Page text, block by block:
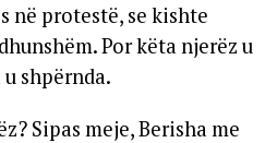
në protestë, se kishte
Por këta njerëz u
shpërnda.
Sipas meje, Berisha me